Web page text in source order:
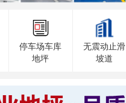
停车场车库
地坪
无震动止滑
坡道